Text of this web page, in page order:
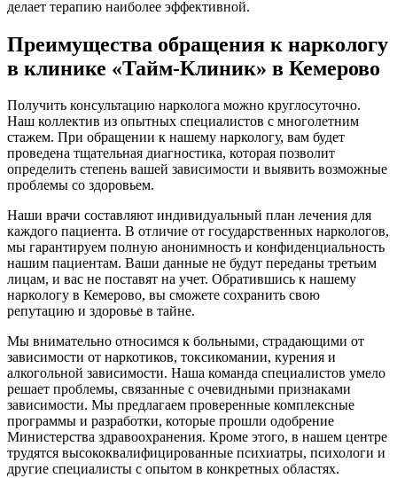
делает терапию наиболее эффективной.
Преимущества обращения к наркологу
в клинике «Тайм-Клиник» в Кемерово
Получить консультацию нарколога можно круглосуточно.
Наш коллектив из опытных специалистов с многолетним
стажем. При обращении к нашему наркологу, вам будет
проведена тщательная диагностика, которая позволит
определить степень вашей зависимости и выявить возможные
проблемы со здоровьем.
Наши врачи составляют индивидуальный план лечения для
каждого пациента. В отличие от государственных наркологов,
мы гарантируем полную анонимность и конфиденциальность
нашим пациентам. Ваши данные не будут переданы третьим
лицам, и вас не поставят на учет. Обратившись к нашему
наркологу в Кемерово, вы сможете сохранить свою
репутацию и здоровье в тайне.
Мы внимательно относимся к больными, страдающими от
зависимости от наркотиков, токсикомании, курения и
алкогольной зависимости. Наша команда специалистов умело
решает проблемы, связанные с очевидными признаками
зависимости. Мы предлагаем проверенные комплексные
программы и разработки, которые прошли одобрение
Министерства здравоохранения. Кроме этого, в нашем центре
трудятся высококвалифицированные психиатры, психологи и
другие специалисты с опытом в конкретных областях.